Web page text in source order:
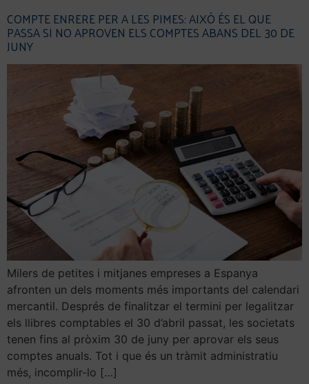
COMPTE ENRERE PER A LES PIMES: AIXÒ ÉS EL QUE
PASSA SI NO APROVEN ELS COMPTES ABANS DEL 30 DE
JUNY
Milers de petites i mitjanes empreses a Espanya
afronten un dels moments més importants del calendari
mercantil. Després de finalitzar el termini per legalitzar
els llibres comptables el 30 d’abril passat, les societats
tenen fins al pròxim 30 de juny per aprovar els seus
comptes anuals. Tot i que és un tràmit administratiu
més, incomplir-lo […]